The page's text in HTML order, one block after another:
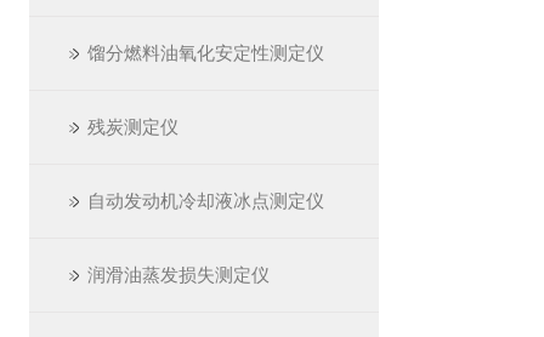
馏分燃料油氧化安定性测定仪
残炭测定仪
自动发动机冷却液冰点测定仪
润滑油蒸发损失测定仪